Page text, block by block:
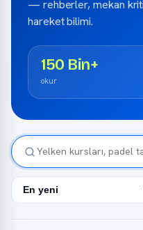
— rehberler, mekan
hareket bilimi.
150 Bin+
okur